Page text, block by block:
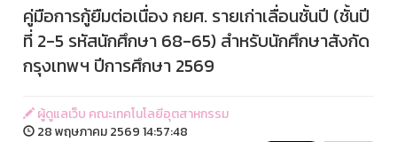
คู่มือการกู้ยืมต่อเนื่อง กยศ. รายเก่าเลื่อนชั้นปี (ชั้นปี
ที่ 2-5 รหัสนักศึกษา 68-65) สำหรับนักศึกษาสังกัด
กรุงเทพฯ ปีการศึกษา 2569
ผู้ดูแลเว็บ คณะเทคโนโลยีอุตสาหกรรม
28 พฤษภาคม 2569 14:57:48